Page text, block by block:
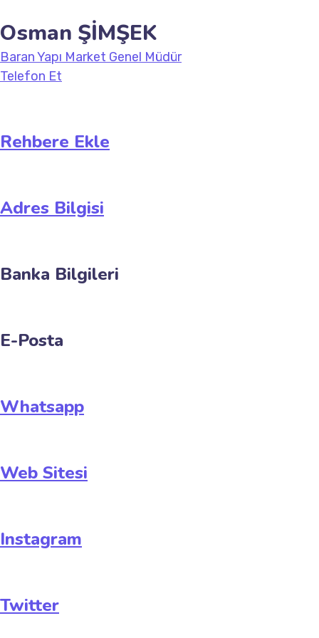
Osman ŞİMŞEK
Baran Yapı Market Genel Müdür
Telefon Et
Rehbere Ekle
Adres Bilgisi
Banka Bilgileri
E-Posta
Whatsapp
Web Sitesi
Instagram
Twitter